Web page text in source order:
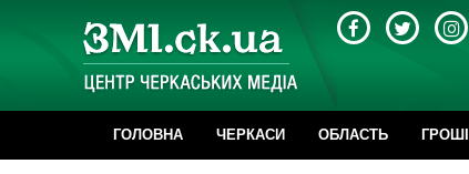
ГОЛОВНА ЧЕРКАСИ ОБЛАСТЬ ГРОШІ